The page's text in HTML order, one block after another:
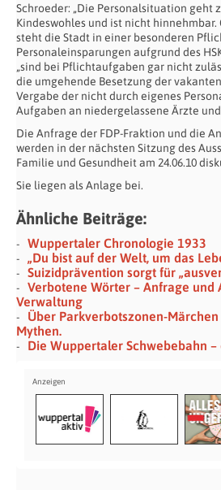
Schroeder: „Die Personalsituation geht
Kindeswohles und ist nicht hinnehmbar.
steht die Stadt in einer besonderen
Personaleinsparungen aufgrund des
„sind bei Pflichtaufgaben gar nicht
die umgehende Besetzung der
Vergabe der nicht durch eigenes
Aufgaben an niedergelassene Ärzte
Die Anfrage der FDP-Fraktion und die
werden in der nächsten Sitzung des
Familie und Gesundheit am 24.06.10
Sie liegen als Anlage bei.
Ähnliche Beiträge:
Wuppertaler Chronologie 1933
„Du bist auf der Welt, um das
Suizidprävention sorgt für
Verbotene Wörter – Anfrage und
Verwaltung
Über Parkverbotszonen-
Mythen.
Die Wuppertaler Schwebebahn